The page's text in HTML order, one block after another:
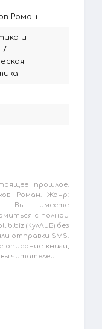
Роман
и
/
прошлое.
Роман. Жанр:
Вы имеете
с полной
(КулЛиБ) без
отправки SMS.
описание книги,
читателей.